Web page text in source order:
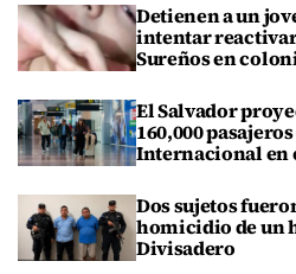
Detienen a un
intentar
Sureños en
El Salvador
160,000
Internacional en
Dos sujetos
homicidio de un
Divisadero